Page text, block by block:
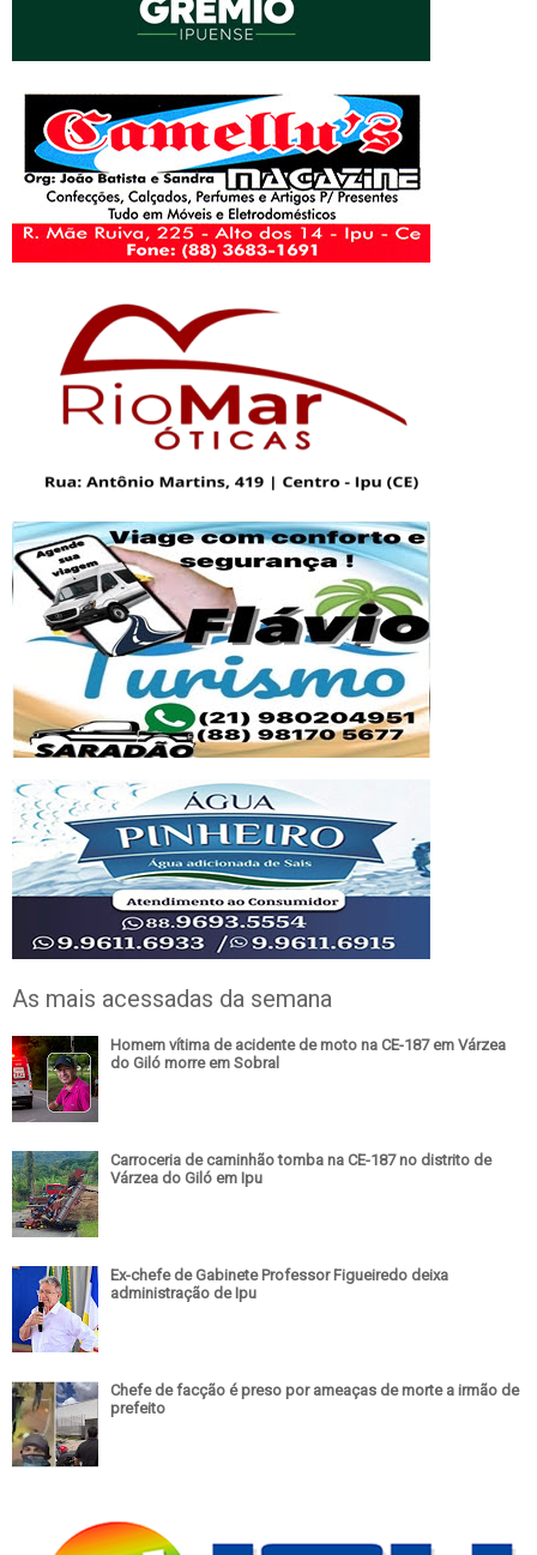
As mais acessadas da semana
Homem vítima de acidente de moto na CE-187 em Várzea
do Giló morre em Sobral
Carroceria de caminhão tomba na CE-187 no distrito de
Várzea do Giló em Ipu
Ex-chefe de Gabinete Professor Figueiredo deixa
administração de Ipu
Chefe de facção é preso por ameaças de morte a irmão de
prefeito